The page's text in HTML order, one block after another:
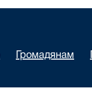
Громадянам